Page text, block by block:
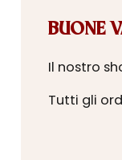
BUONE
Il nostro
Tutti gli